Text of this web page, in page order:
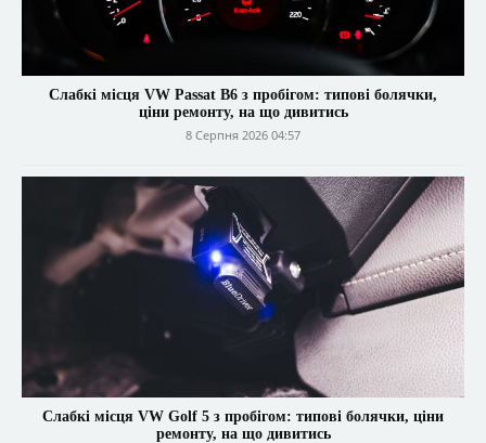
Слабкі місця VW Passat B6 з пробігом: типові болячки,
ціни ремонту, на що дивитись
8 Серпня 2026 04:57
Слабкі місця VW Golf 5 з пробігом: типові болячки, ціни
ремонту, на що дивитись